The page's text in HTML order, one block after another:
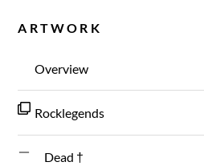
ARTWORK
Overview
Rocklegends
Dead †